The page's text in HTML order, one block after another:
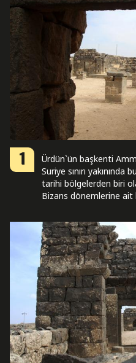
1
Ürdün`ün başkenti
Suriye sınırı
tarihi bölgelerden biri
Bizans dönemlerine ait